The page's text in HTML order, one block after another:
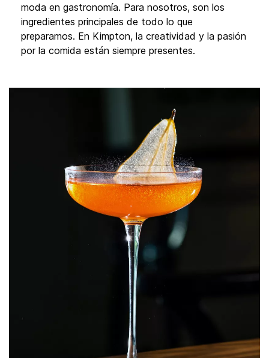
moda en gastronomía. Para nosotros, son los
ingredientes principales de todo lo que
preparamos. En Kimpton, la creatividad y la pasión
por la comida están siempre presentes.